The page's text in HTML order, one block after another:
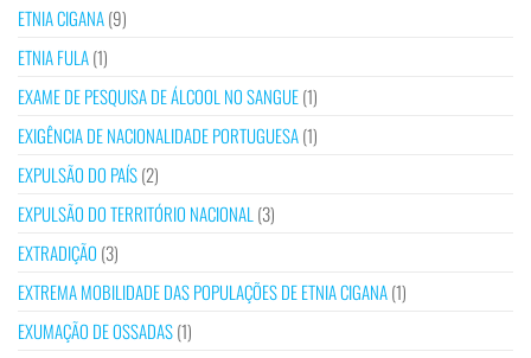
ETNIA CIGANA(9)
ETNIA FULA(1)
EXAME DE PESQUISA DE ÁLCOOL NO SANGUE(1)
EXIGÊNCIA DE NACIONALIDADE PORTUGUESA(1)
EXPULSÃO DO PAÍS(2)
EXPULSÃO DO TERRITÓRIO NACIONAL (3)
EXTRADIÇÃO (3)
EXTREMA MOBILIDADE DAS POPULAÇÕES DE ETNIA CIGANA(1)
EXUMAÇÃO DE OSSADAS(1)